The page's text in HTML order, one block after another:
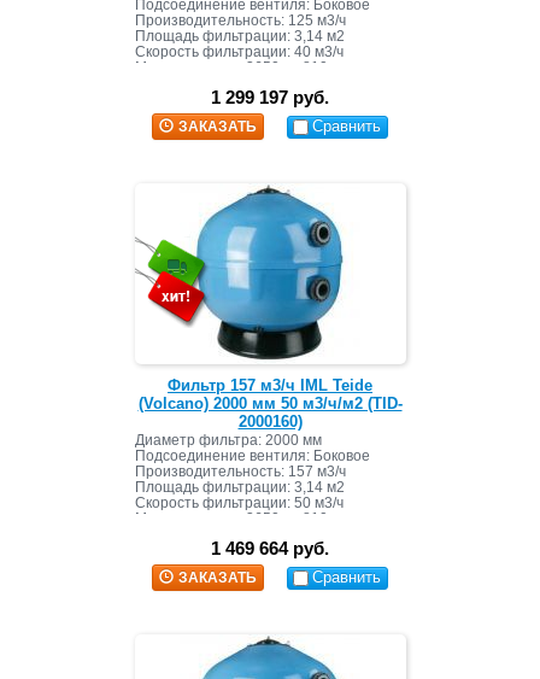
Подсоединение вентиля: Боковое
Производительность: 125 м3/ч
Площадь фильтрации: 3,14 м2
Скорость фильтрации: 40 м3/ч
Масса засыпки: 3650 кг+810 кг
1 299 197 руб.
ЗАКАЗАТЬ Сравнить
Фильтр 157 м3/ч IML Teide
(Volcano) 2000 мм 50 м3/ч/м2 (TID-
2000160)
Диаметр фильтра: 2000 мм
Подсоединение вентиля: Боковое
Производительность: 157 м3/ч
Площадь фильтрации: 3,14 м2
Скорость фильтрации: 50 м3/ч
Масса засыпки: 3650 кг+810 кг
1 469 664 руб.
ЗАКАЗАТЬ Сравнить